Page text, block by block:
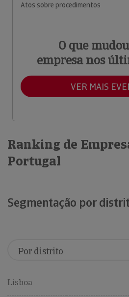
Atos sobre procedimentos
O que
empresa nos
VER MAIS
Ranking de
Portugal
Segmentação por
Lisboa